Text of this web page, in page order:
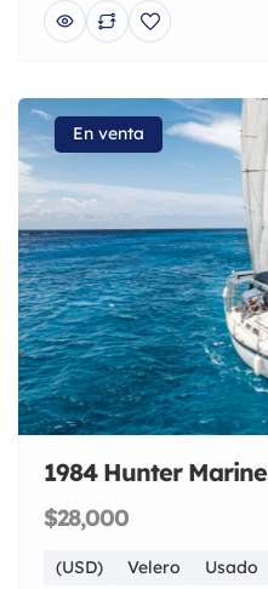
En venta
1984 Hunter Marine
$28,000
(USD) Velero Usado